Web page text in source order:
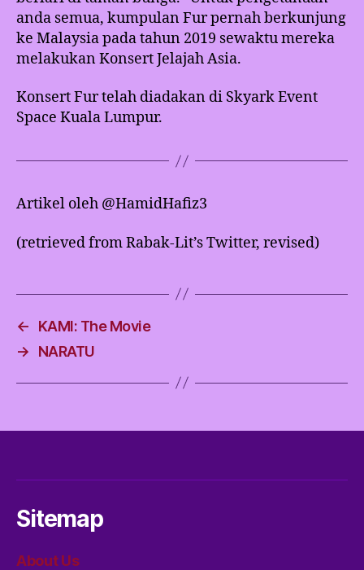
anda semua, kumpulan Fur pernah berkunjung
ke Malaysia pada tahun 2019 sewaktu mereka
melakukan Konsert Jelajah Asia.
Konsert Fur telah diadakan di Skyark Event
Space Kuala Lumpur.
Artikel oleh @HamidHafiz3
(retrieved from Rabak-Lit’s Twitter, revised)
←
KAMI: The Movie
→
NARATU
Sitemap
About Us